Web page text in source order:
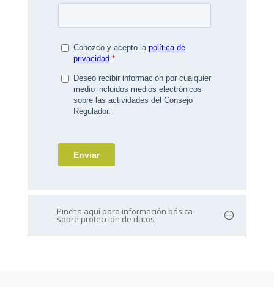
Pincha aquí para información básica
sobre protección de datos